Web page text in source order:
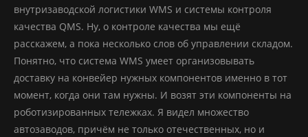
внутризаводской логистики WMS и системы контроля
качества QMS. Ну, о контроле качества мы ещё
расскажем, а пока несколько слов об управлении складом.
Понятно, что система WMS умеет организовывать
доставку на конвейер нужных компонентов именно в тот
момент, когда они там нужны. И возят эти компоненты на
роботизированных тележках. Я видел множество
автозаводов, причём не только отечественных, но и